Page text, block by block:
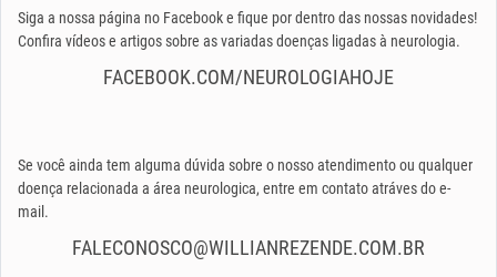
Siga a nossa página no Facebook e fique por dentro das nossas novidades!
Confira vídeos e artigos sobre as variadas doenças ligadas à neurologia.
FACEBOOK.COM/NEUROLOGIAHOJE
Se você ainda tem alguma dúvida sobre o nosso atendimento ou qualquer
doença relacionada a área neurologica, entre em contato atráves do e-
mail.
FALECONOSCO@WILLIANREZENDE.COM.BR